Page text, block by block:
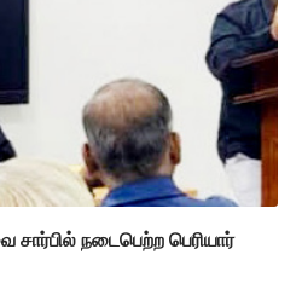
சார்பில் நடைபெற்ற பெரியார்